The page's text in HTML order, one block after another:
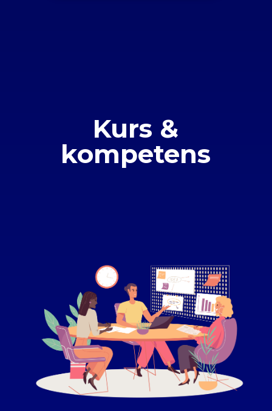
Kurs &
kompetens